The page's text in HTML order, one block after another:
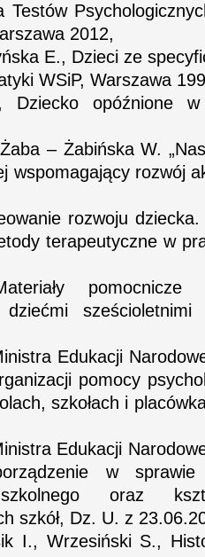
Testów
2012,
E., Dzieci ze
WSiP, Warszawa
opóźnione
– Żabińska W.
wspomagający rozwój
rozwoju
terapeutyczne w
dziećmi
Edukacji
pomocy
szkołach i
Edukacji
w sprawie
oraz
szkół, Dz. U. z
I., Wrzesiński S.,